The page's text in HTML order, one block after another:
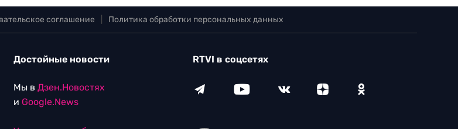
соглашение Политика обработки персональных данных
Достойные новости
Мы в Дзен.Новостях
и Google.News
RTVI в соцсетях